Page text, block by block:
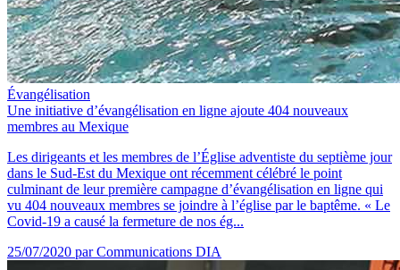
Évangélisation
Une initiative d’évangélisation en ligne ajoute 404 nouveaux
membres au Mexique
Les dirigeants et les membres de l’Église adventiste du septième jour
dans le Sud-Est du Mexique ont récemment célébré le point
culminant de leur première campagne d’évangélisation en ligne qui
vu 404 nouveaux membres se joindre à l’église par le baptême. « Le
Covid-19 a causé la fermeture de nos ég...
25/07/2020 par Communications DIA